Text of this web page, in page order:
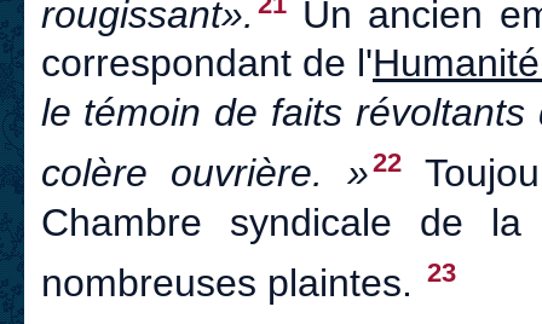
rougissant».
Un ancien
correspondant de l'
le témoin de faits
colère ouvrière. »22
Chambre syndicale de
nombreuses plaintes. 23